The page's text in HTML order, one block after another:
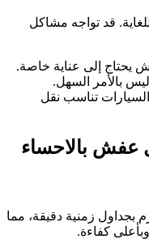
قد تواجه مشاكل
يحتاج إلى عناية خاصة.
بالأمر السهل.
تناسب نقل
عفش بالاحساء
بجداول زمنية دقيقة، مما
كفاءة.